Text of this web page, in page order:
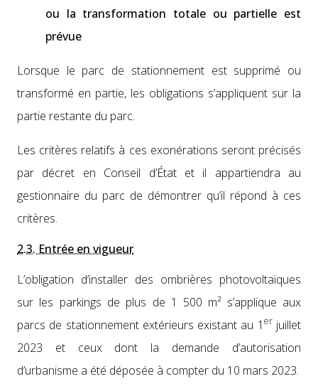
ou la trans­for­ma­tion totale ou par­tielle est
prévue
Lorsque le parc de sta­tion­nement est sup­primé ou
trans­for­mé en par­tie, les oblig­a­tions s’appliquent sur la
par­tie restante du parc.
Les critères relat­ifs à ces exonéra­tions seront pré­cisés
par décret en Con­seil d’État et il appar­tien­dra au
ges­tion­naire du parc de démon­tr­er qu’il répond à ces
critères.
2.3. Entrée en vigueur
L’obligation d’installer des ombrières pho­to­voltaïques
sur les park­ings de plus de 1 500 m² s’ap­plique aux
parcs de sta­tion­nement extérieurs exis­tant au 1 erjuil­let
2023 et ceux dont la demande d’au­tori­sa­tion
d’ur­ban­isme a été déposée à compter du 10 mars 2023.